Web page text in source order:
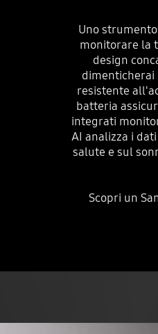
Uno
monitorare la
design
dimenticherai
resistente
batteria
integrati
AI analizza i
salute e sul
Scopri un